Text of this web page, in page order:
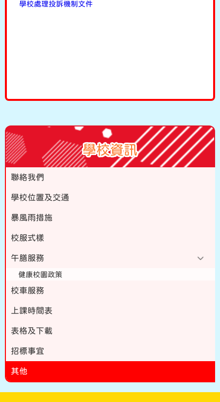
學校處理投訴機制文件
學校資訊
聯絡我們
學校位置及交通
暴風雨措施
校服式樣
午膳服務
健康校園政策
校車服務
上課時間表
表格及下載
招標事宜
其他